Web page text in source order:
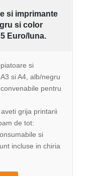
si imprimante
si color
Euro/luna.
si
si A4, alb/negru
pentru
grija printarii
de tot:
si
incluse in chiria